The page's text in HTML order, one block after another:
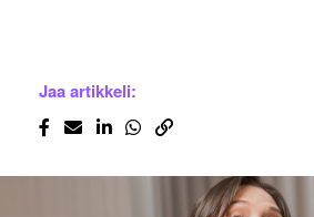
Jaa artikkeli: